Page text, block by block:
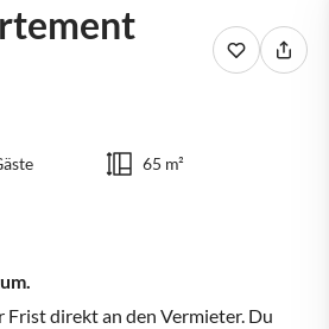
65 m²
direkt an den Vermieter. Du